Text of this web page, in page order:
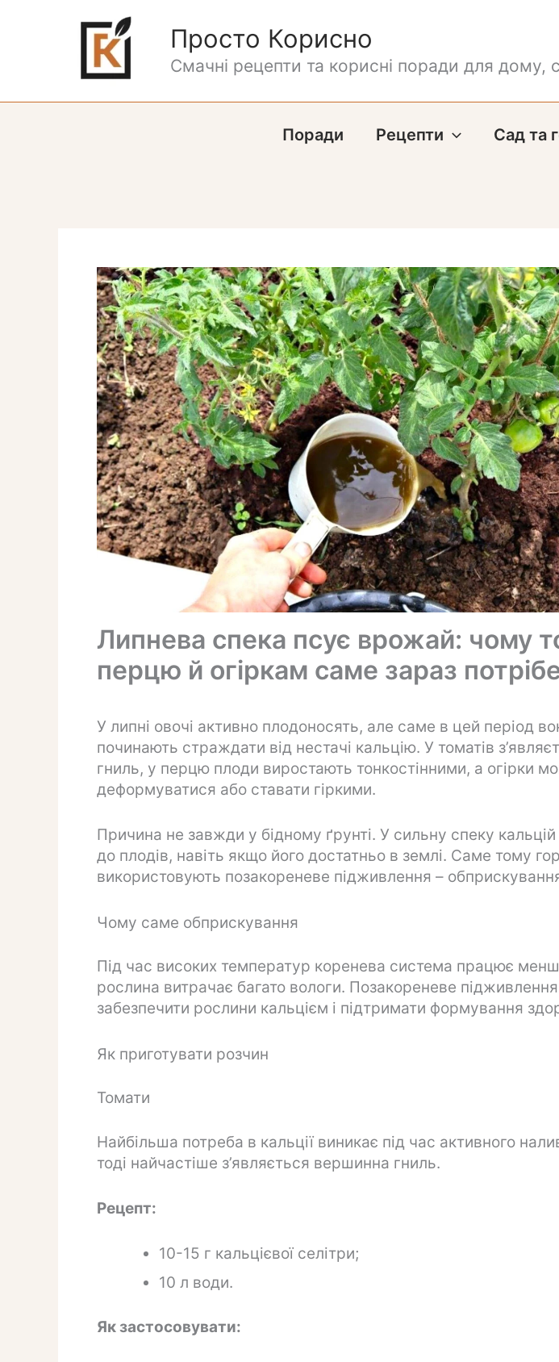
Просто Корисно
Смачні рецепти та корисні поради для дому,
Поради Рецепти Сад та
Липнева спека псує врожай: чому
перцю й огіркам саме зараз
У липні овочі активно плодоносять, але саме в цей період
починають страждати від нестачі кальцію. У томатів
гниль, у перцю плоди виростають тонкостінними, а огірки
деформуватися або ставати гіркими.
Причина не завжди у бідному ґрунті. У сильну спеку
до плодів, навіть якщо його достатньо в землі. Саме тому
використовують позакореневе підживлення –
Чому саме обприскування
Під час високих температур коренева система працює
рослина витрачає багато вологи. Позакореневе
забезпечити рослини кальцієм і підтримати формування
Як приготувати розчин
Томати
Найбільша потреба в кальції виникає під час активного
тоді найчастіше з’являється вершинна гниль.
Рецепт:
10-15 г кальцієвої селітри;
10 л води.
Як застосовувати: